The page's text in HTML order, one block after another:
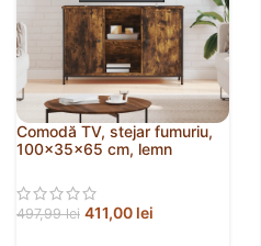
Comodă TV, stejar fumuriu,
100x35x65 cm, lemn
497,99lei 411,00 lei